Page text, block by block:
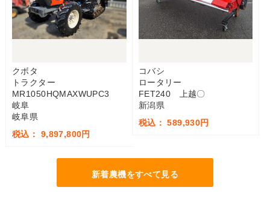
クボタ
トラクター
MR1050HQMAXWUPC3
岐阜
岐阜県
税込： 9,897,800円
コバシ
ロータリー
FET240 上越〇
新潟県
税込： 589,930円
新着農機をすべて見る